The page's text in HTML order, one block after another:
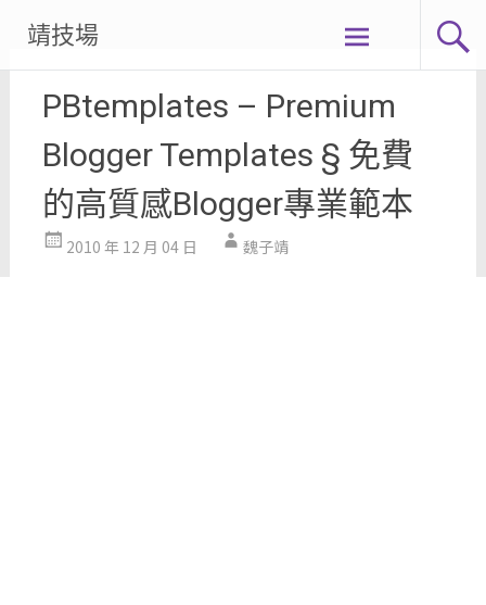
content
靖技場
PBtemplates – Premium
Blogger Templates § 免費
的高質感Blogger專業範本
2010 年 12 月 04 日 魏子靖